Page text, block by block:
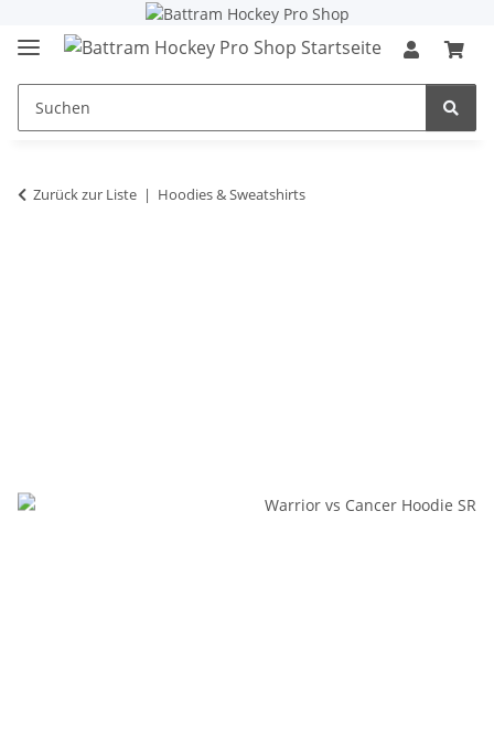
Zurück zur Liste Hoodies & Sweatshirts